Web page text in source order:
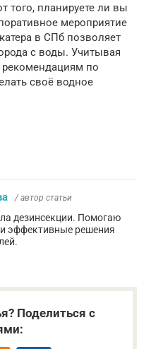
того, планируете ли вы
мероприятие
в СПб позволяет
с воды. Учитывая
рекомендациям по
своё водное
/ автор статьи
дезинсекции. Помогаю
эффективные решения
Поделиться с